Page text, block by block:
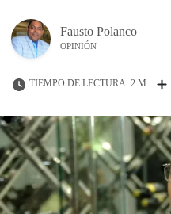
Fausto Polanco
OPINIÓN
TIEMPO DE LECTURA: 2 M